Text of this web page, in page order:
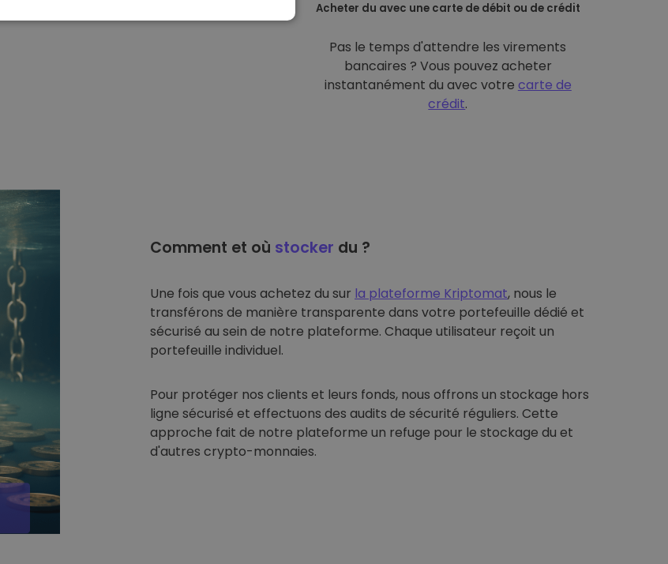
Acheter du avec une carte de débit ou de crédit
Pas le temps d'attendre les virements
bancaires ? Vous pouvez acheter
instantanément du avec votre carte de
crédit.
Comment et où stocker du ?
Une fois que vous achetez du sur la plateforme Kriptomat, nous le
transférons de manière transparente dans votre portefeuille dédié et
sécurisé au sein de notre plateforme. Chaque utilisateur reçoit un
portefeuille individuel.
Pour protéger nos clients et leurs fonds, nous offrons un stockage hors
ligne sécurisé et effectuons des audits de sécurité réguliers. Cette
approche fait de notre plateforme un refuge pour le stockage du et
d'autres crypto-monnaies.